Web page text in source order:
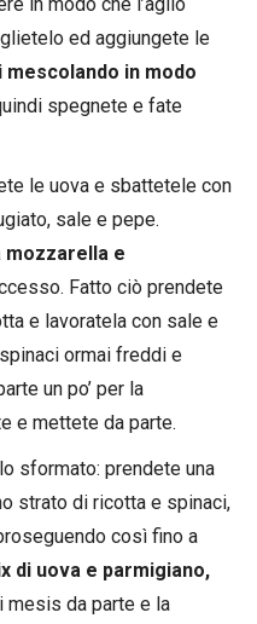
ed aggiungete le
in modo
spegnete e fate
le uova e sbattetele con
sale e pepe.
e
Fatto ciò prendete
e lavoratela con sale e
ormai freddi e
un po’ per la
e mettete da parte.
sformato: prendete una
strato di ricotta e spinaci,
così fino a
di uova e parmigiano,
mesis da parte e la